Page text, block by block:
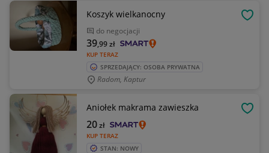
Koszyk wielkanocny
do negocjacji
KUP TERAZ
39,99zł
SPRZEDAJĄCY: OSOBA PRYWATNA
Radom, Kaptur
Aniołek makrama zawieszka
KUP TERAZ
20zł
STAN: NOWY